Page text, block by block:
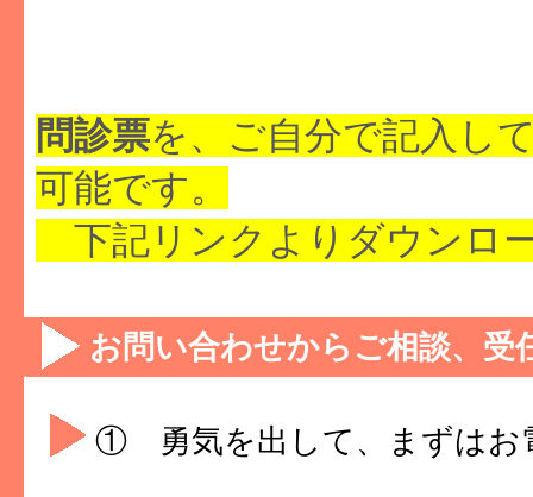
問診票を、ご自分で記入し
可能です。
下記リンクよりダウンロ
お問い合わせからご相談、受
① 勇気を出して、まずはお